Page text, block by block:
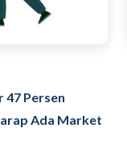
47 Persen
Ada Market